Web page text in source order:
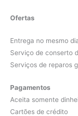
Ofertas
Entrega no mesmo
Serviço de conserto
Serviços de reparos
Pagamentos
Aceita somente
Cartões de crédito